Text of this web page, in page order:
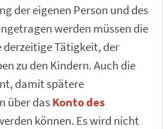
der eigenen Person und des
werden müssen die
Tätigkeit, der
zu den Kindern. Auch die
damit spätere
über dasKonto des
können. Es wird nicht